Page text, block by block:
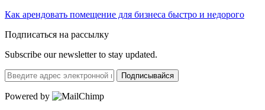
Как арендовать помещение для бизнеса быстро и недорого
Подписаться на рассылку
Subscribe our newsletter to stay updated.
Подписывайся
Powered by